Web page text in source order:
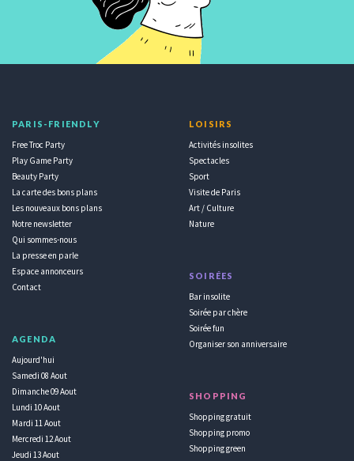
PARIS-FRIENDLY
Free Troc Party
Play Game Party
Beauty Party
La carte des bons plans
Les nouveaux bons plans
Notre newsletter
Qui sommes-nous
La presse en parle
Espace annonceurs
Contact
AGENDA
Aujourd'hui
Samedi 08 Aout
Dimanche 09 Aout
Lundi 10 Aout
Mardi 11 Aout
Mercredi 12 Aout
Jeudi 13 Aout
LOISIRS
Activités insolites
Spectacles
Sport
Visite de Paris
Art / Culture
Nature
SOIRÉES
Bar insolite
Soirée par chère
Soirée fun
Organiser son anniversaire
SHOPPING
Shopping gratuit
Shopping promo
Shopping green